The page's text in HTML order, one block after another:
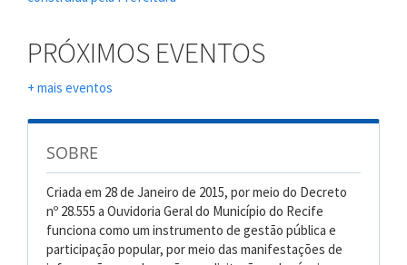
PRÓXIMOS EVENTOS
+ mais eventos
SOBRE
Criada em 28 de Janeiro de 2015, por meio do Decreto
nº 28.555 a Ouvidoria Geral do Município do Recife
funciona como um instrumento de gestão pública e
participação popular, por meio das manifestações de